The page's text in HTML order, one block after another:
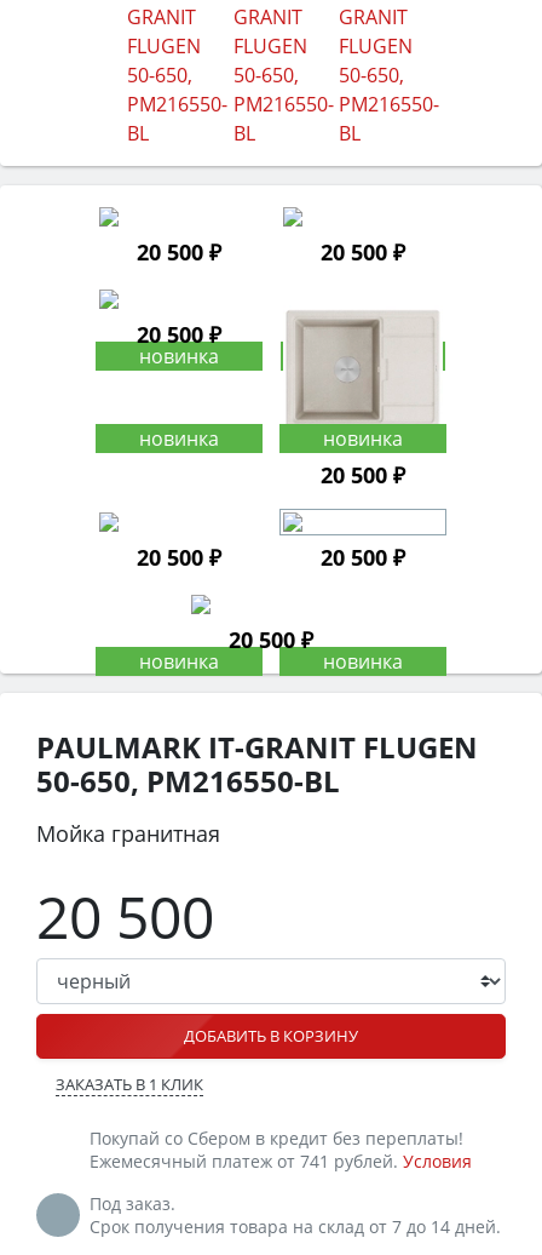
20 500 ₽ 20 500 ₽
20 500 ₽
20 500 ₽
20 500 ₽ 20 500 ₽
20 500 ₽
PAULMARK IT-GRANIT FLUGEN
50-650, PM216550-BL
Мойка гранитная
20 500
ДОБАВИТЬ В КОРЗИНУ
ЗАКАЗАТЬ В 1 КЛИК
Покупай со Сбером в кредит без переплаты!
Ежемесячный платеж от 741 рублей. Условия
Под заказ.
Срок получения товара на склад от 7 до 14 дней.